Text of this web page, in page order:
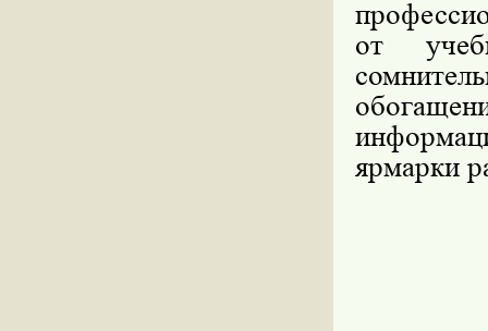
от
ярмарки